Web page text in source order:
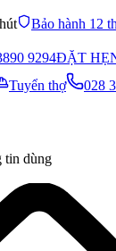
Bảo hành 12
9294ĐẶT
Tuyển thợ
028
tin dùng